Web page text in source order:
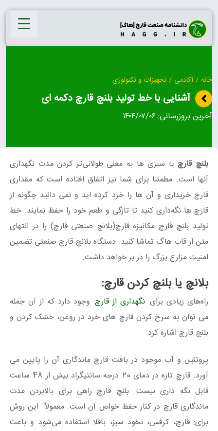
Skip
content
خانه / آکادمی / تجهیزات و تکنولوژی
آشنایی با خط تولید بلنچ قارچ دکمه ای
آخرین بروزرسانی: ۱۴۰۴/۰۷/۰۶
بلنچ قارچیا سبزی ها به معنی طولانی‌تر کردن مدت نگهداری
آنها است. مطمئنا برای شما نیز اتفاق افتاده است که مقداری
قارچ خریداری و آن ها را خرد کرده اید و نمی دانید چگونه از
قارچ ها نگه‌داری کنید تا تازگی و طعم خود را حفظ نمایند. خط
تولید بلنچ قارچ مکانیزه قارچ(بلانچ صنعتی قارچ) را در انتهای
متن از قاب هاگ تماشا کنید. دستگاه بلانچ قارچ صنعتی تضمین
امنیت مزارع بزرگ را در بر خواهد داشت.
بلانچ یا بلنچ کردن قارچ:
راه‌های زیادی برای نگهداری از قارچ وجود دارد که از آن جمله
می توان به سرخ کردن قارچ های خرد در روغن، خشک کردن و
بلنچ قارچ اشاره کرد.
پروتئین و آب موجود در بافت قارچ ماندگاری آن را پایین می
آورد. قارچ تازه در دمای 20 درجه سانتیگراد بیش از 48 ساعت
قابل نگه داری نیست. بلنچ قارچ راهی برای بالابردن مدت
ماندگاری قارچ در کنار حفظ خواص آن است. معمولاً این روش
برای: قارچ، کرفس، نخود سبز، باقلا استفاده می‌شود و باعث